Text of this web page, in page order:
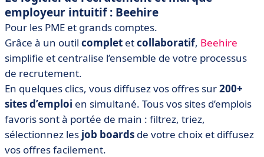
employeur intuitif : Beehire
Pour les PME et grands comptes.
Grâce à un outil complet etcollaboratif, Beehire
simplifie et centralise l’ensemble de votre processus
de recrutement.
En quelques clics, vous diffusez vos offres sur200+
sites d’emploi en simultané. Tous vos sites d’emplois
favoris sont à portée de main : filtrez, triez,
sélectionnez les job boards de votre choix et diffusez
vos offres facilement.